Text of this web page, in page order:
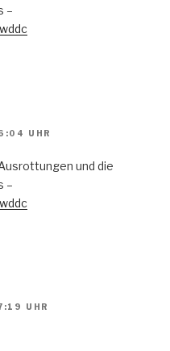
–
UHR
und die
–
UHR